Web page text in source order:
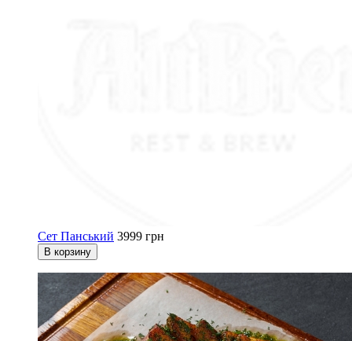
Сет Панський 3999 грн
В корзину